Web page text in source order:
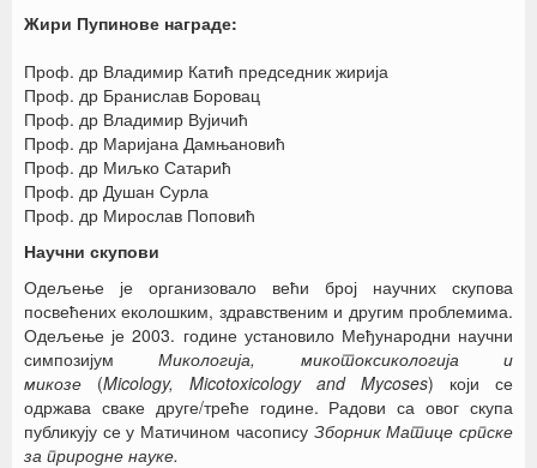
Жири Пупинове награде:
Проф. др Владимир Катић председник жирија
Проф. др Бранислав Боровац
Проф. др Владимир Вујичић
Проф. др Маријана Дамњановић
Проф. др Миљко Сатарић
Проф. др Душан Сурла
Проф. др Мирослав Поповић
Научни скупови
Одељење је организовало већи број научних скупова
посвећених еколошким, здравственим и другим проблемима.
Одељење је 2003. године установило Међународни научни
симпозијумМикологија, микотоксикологија и
микозе (Micology, Micotoxicology and Mycoses) који се
одржава сваке друге/треће године. Радови са овог скупа
публикују се у Матичином часопису Зборник Матице српске
за природне науке.